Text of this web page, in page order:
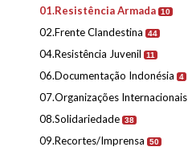
01.Resistência Armada 10
02.Frente Clandestina 44
04.Resistência Juvenil 11
06.Documentação Indonésia 4
07.Organizações Internacionais
08.Solidariedade 38
09.Recortes/Imprensa 50